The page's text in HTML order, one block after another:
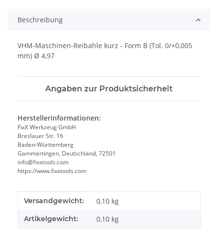
Beschreibung
VHM-Maschinen-Reibahle kurz - Form B (Tol. 0/+0,005
mm) Ø 4,97
Angaben zur Produktsicherheit
Herstellerinformationen:
FixX Werkzeug GmbH
Breslauer Str. 16
Baden-Württemberg
Gammertingen, Deutschland, 72501
info@fixxtools.com
https://www.fixxtools.com
Produkteigenschaft
Wert
Versandgewicht: 0,10 kg
Artikelgewicht: 0,10 kg